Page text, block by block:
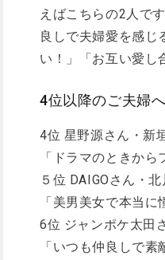
えばこちらの2人で
良しで夫婦愛を感じ
い！」「お互い愛し
4位以降のご夫婦
4位 星野源さん・新
「ドラマのときか
５位 DAIGOさん・
「美男美女で本当
6位 ジャンポケ太田
「いつも仲良しで